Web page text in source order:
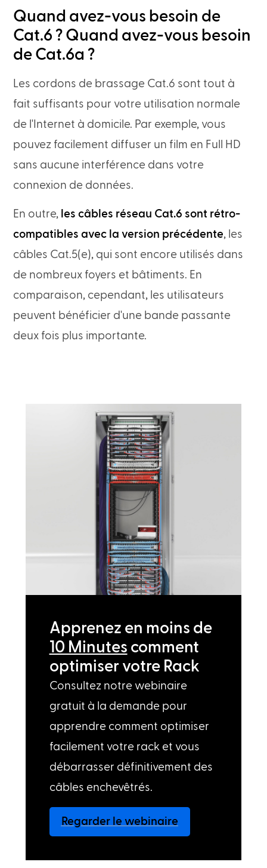
Quand avez-vous besoin de
Cat.6 ? Quand avez-vous besoin
de Cat.6a ?
Les cordons de brassage Cat.6 sont tout à
fait suffisants pour votre utilisation normale
de l'Internet à domicile. Par exemple, vous
pouvez facilement diffuser un film en Full HD
sans aucune interférence dans votre
connexion de données.
En outre, les câbles réseau Cat.6 sont rétro-
compatibles avec la version précédente, les
câbles Cat.5(e), qui sont encore utilisés dans
de nombreux foyers et bâtiments. En
comparaison, cependant, les utilisateurs
peuvent bénéficier d'une bande passante
deux fois plus importante.
Apprenez en moins de
10 Minutes comment
optimiser votre Rack
Consultez notre webinaire
gratuit à la demande pour
apprendre comment optimiser
facilement votre rack et vous
débarrasser définitivement des
câbles enchevêtrés.
Regarder le webinaire